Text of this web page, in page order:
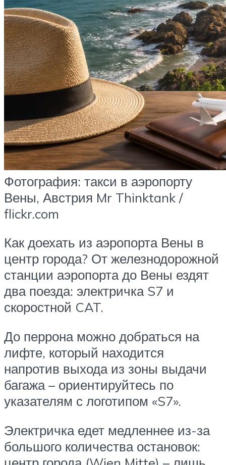
Фотография: такси в аэропорту
Вены, Австрия Mr Thinktank /
flickr.com
Как доехать из аэропорта Вены в
центр города? От железнодорожной
станции аэропорта до Вены ездят
два поезда: электричка S7 и
скоростной CAT.
До перрона можно добраться на
лифте, который находится
напротив выхода из зоны выдачи
багажа – ориентируйтесь по
указателям с логотипом «S7».
Электричка едет медленнее из-за
большого количества остановок: